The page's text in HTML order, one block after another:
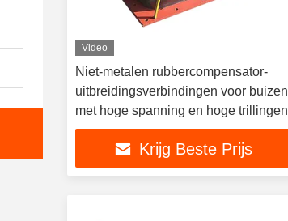
Video
Niet-metalen rubbercompensator-
uitbreidingsverbindingen voor buizen
met hoge spanning en hoge trillingen
Krijg Beste Prijs